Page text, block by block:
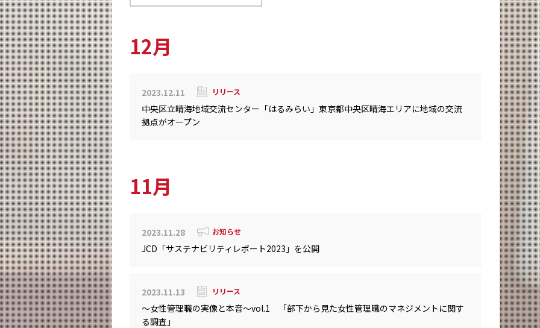
12月
2023.12.11 リリース
中央区立晴海地域交流センター「はるみらい」東京都中央区晴海エリアに地域の交流
拠点がオープン
11月
2023.11.28 お知らせ
JCD「サステナビリティレポート2023」を公開
2023.11.13 リリース
～女性管理職の実像と本音～vol.1 「部下から見た女性管理職のマネジメントに関す
る調査」